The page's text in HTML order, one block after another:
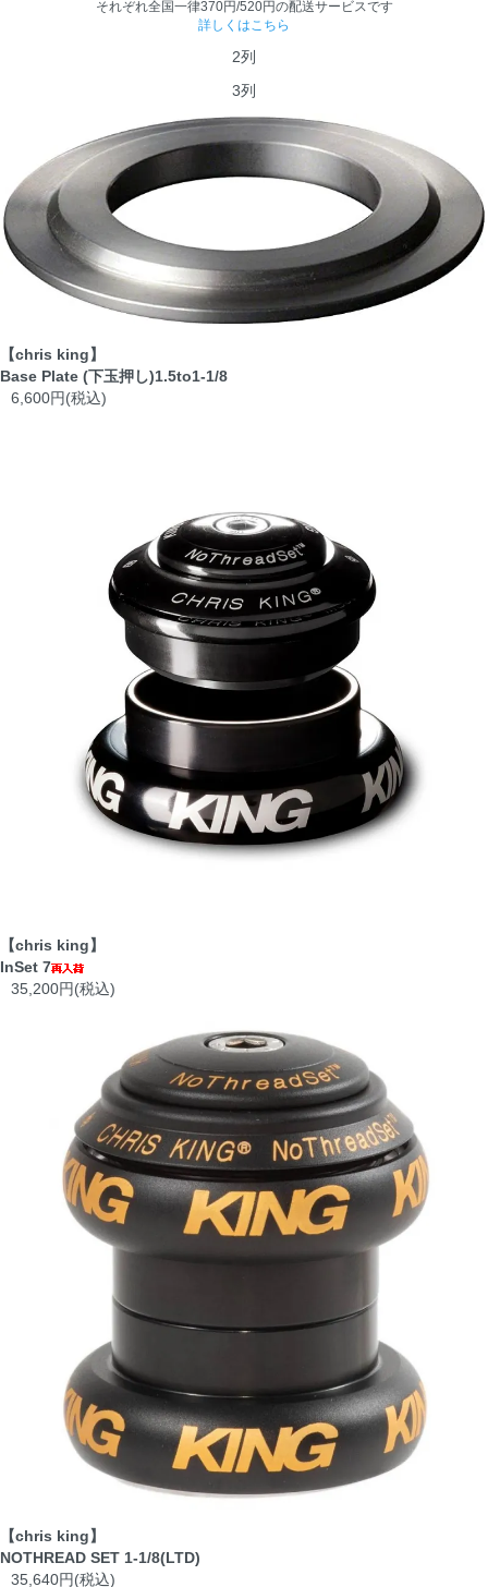
それぞれ全国一律370円/520円の配送サービスです
詳しくはこちら
2列
3列
【chris king】
Base Plate (下玉押し)1.5to1-1/8
6,600円(税込)
【chris king】
InSet 7
35,200円(税込)
【chris king】
NOTHREAD SET 1-1/8(LTD)
35,640円(税込)